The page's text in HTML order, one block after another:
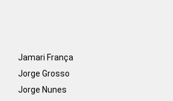
Jamari França
Jorge Grosso
Jorge Nunes